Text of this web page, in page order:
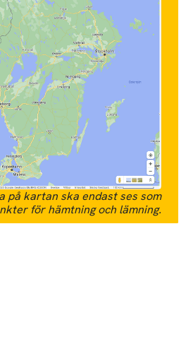
på kartan ska endast ses som
för hämtning och lämning.